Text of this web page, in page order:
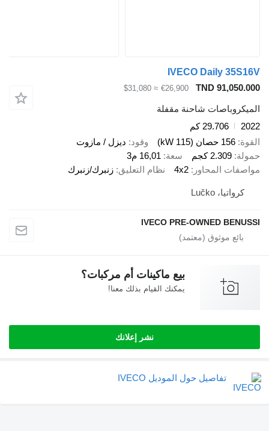
IVECO Daily
TND
€26,900
≈ $31,080
شاحنة مقفلة
29.706 كم
156 حصان (115 kW) وقود
ديزل / مازوت
2.309 كجم سعة
16,01 م3
المحاور 4x2 نظام التعليق زنبرك/زنبرك
كرواتيا، Lučko
IVECO PRE-OWNED
بيع ماكينات أم مركبات؟
يمكنك القيام بذلك معنا!
نشر إعلانك
تفاصيل حول الموديل IVECO